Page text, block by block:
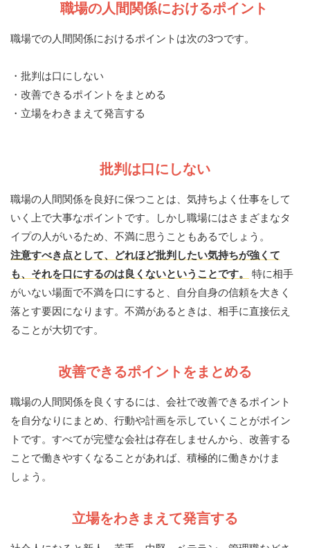
職場の人間関係におけるポイント
職場での人間関係におけるポイントは次の3つです。
・批判は口にしない
・改善できるポイントをまとめる
・立場をわきまえて発言する
批判は口にしない
職場の人間関係を良好に保つことは、気持ちよく仕事をして
いく上で大事なポイントです。しかし職場にはさまざまなタ
イプの人がいるため、不満に思うこともあるでしょう。
注意すべき点として、どれほど批判したい気持ちが強くて
も、それを口にするのは良くないということです。
特に相手
がいない場面で不満を口にすると、自分自身の信頼を大きく
落とす要因になります。不満があるときは、相手に直接伝え
ることが大切です。
改善できるポイントをまとめる
職場の人間関係を良くするには、会社で改善できるポイント
を自分なりにまとめ、行動や計画を示していくことがポイン
トです。すべてが完璧な会社は存在しませんから、改善する
ことで働きやすくなることがあれば、積極的に働きかけま
しょう。
立場をわきまえて発言する